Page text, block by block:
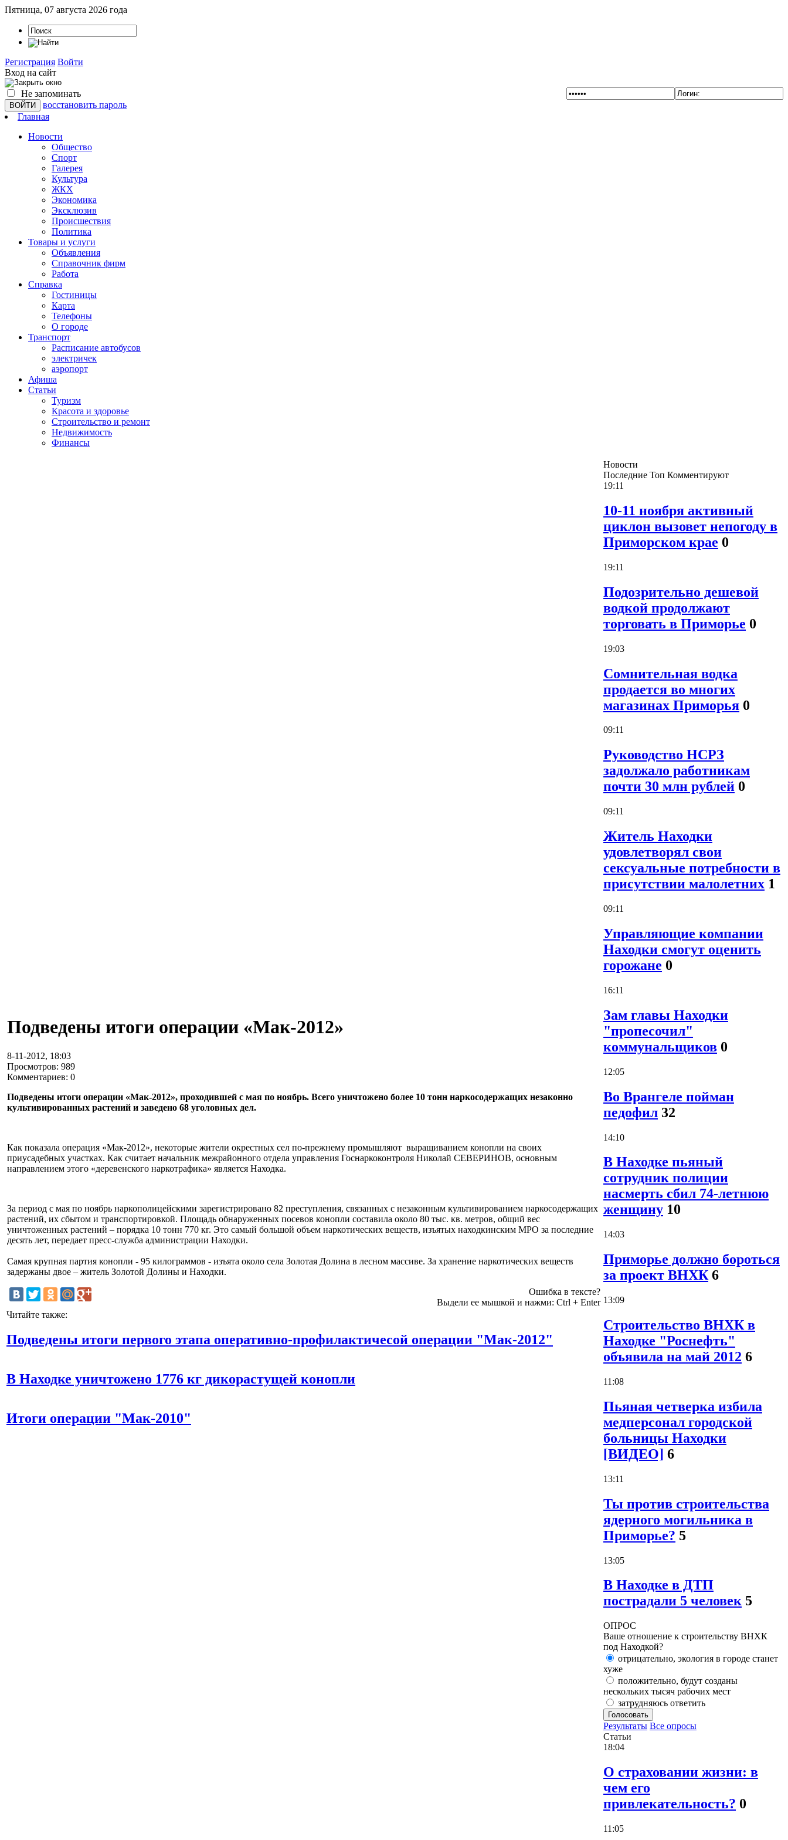
Пятница, 07 августа 2026 года
Регистрация Войти
Вход на сайт
Не запоминать
восстановить пароль
Главная
Новости
Общество
Спорт
Галерея
Культура
ЖКХ
Экономика
Эксклюзив
Проиcшествия
Политика
Товары и услуги
Объявления
Справочник фирм
Работа
Справка
Гостиницы
Карта
Телефоны
О городе
Транспорт
Расписание автобусов
электричек
аэропорт
Афиша
Статьи
Туризм
Красота и здоровье
Строительство и ремонт
Недвижимость
Финансы
Подведены итоги операции «Мак-2012»
8-11-2012, 18:03
Просмотров: 989
Комментариев: 0
Подведены итоги операции «Мак-2012», проходившей с мая по ноябрь. Всего уничтожено более 10 тонн наркосодержащих незаконно
культивированных растений и заведено 68 уголовных дел.
Как показала операция «Мак-2012», некоторые жители окрестных сел по-прежнему промышляют выращиванием конопли на своих
приусадебных участках. Как считает начальник межрайонного отдела управления Госнаркоконтроля Николай СЕВЕРИНОВ, основным
направлением этого «деревенского наркотрафика» является Находка.
За период с мая по ноябрь наркополицейскими зарегистрировано 82 преступления, связанных с незаконным культивированием наркосодержащих
растений, их сбытом и транспортировкой. Площадь обнаруженных посевов конопли составила около 80 тыс. кв. метров, общий вес
уничтоженных растений – порядка 10 тонн 770 кг. Это самый большой объем наркотических веществ, изъятых находкинским МРО за последние
десять лет, передает пресс-служба администрации Находки.
Самая крупная партия конопли - 95 килограммов - изъята около села Золотая Долина в лесном массиве. За хранение наркотических веществ
задержаны двое – житель Золотой Долины и Находки.
Ошибка в тексте?
Выдели ее мышкой и нажми: Ctrl + Enter
Читайте также:
Подведены итоги первого этапа оперативно-профилактичесой операции "Мак-2012"
В Находке уничтожено 1776 кг дикорастущей конопли
Итоги операции "Мак-2010"
Новости
Последние Топ Комментируют
19:11
10-11 ноября активный
циклон вызовет непогоду в
Приморском крае 0
19:11
Подозрительно дешевой
водкой продолжают
торговать в Приморье 0
19:03
Сомнительная водка
продается во многих
магазинах Приморья 0
09:11
Руководство НСРЗ
задолжало работникам
почти 30 млн рублей 0
09:11
Житель Находки
удовлетворял свои
сексуальные потребности в
присутствии малолетних 1
09:11
Управляющие компании
Находки смогут оценить
горожане 0
16:11
Зам главы Находки
"пропесочил"
коммунальщиков 0
12:05
Во Врангеле пойман
педофил 32
14:10
В Находке пьяный
сотрудник полиции
насмерть сбил 74-летнюю
женщину 10
14:03
Приморье должно бороться
за проект ВНХК 6
13:09
Строительство ВНХК в
Находке "Роснефть"
объявила на май 2012 6
11:08
Пьяная четверка избила
медперсонал городской
больницы Находки
[ВИДЕО] 6
13:11
Ты против строительства
ядерного могильника в
Приморье? 5
13:05
В Находке в ДТП
пострадали 5 человек 5
ОПРОС
Ваше отношение к строительству ВНХК
под Находкой?
отрицательно, экология в городе станет
хуже
положительно, будут созданы
нескольких тысяч рабочих мест
затрудняюсь ответить
Голосовать
Результаты Все опросы
Статьи
18:04
О страховании жизни: в
чем его
привлекательность? 0
11:05